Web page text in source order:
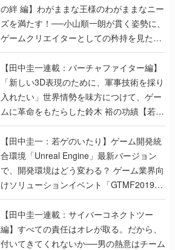
の絆 編】わがままな王様のわがままなニー
ズを満たす！──小山順一朗が貫く姿勢に、
ゲームクリエイターとしての矜持を見た
【若ゲのいたり最終回】
【田中圭一連載：バーチャファイター編】
「新しい3D表現のために、軍事技術を採り
入れたい」世界情勢を味方につけて、ゲー
ムに革命をもたらした鈴木 裕の功績【若ゲ
のいたり】
【田中圭一：若ゲのいたり】ゲーム開発統
合環境「Unreal Engine」最新バージョン
で、開発環境はどう変わる？ ゲーム業界向
けソリューションイベント「GTMF2019」
に行って、より理解を深めよう【PR】
【田中圭一連載：サイバーコネクトツー
編】すべての責任はオレが取る。だから、
付いてきてくれないか──男の熱意はチーム